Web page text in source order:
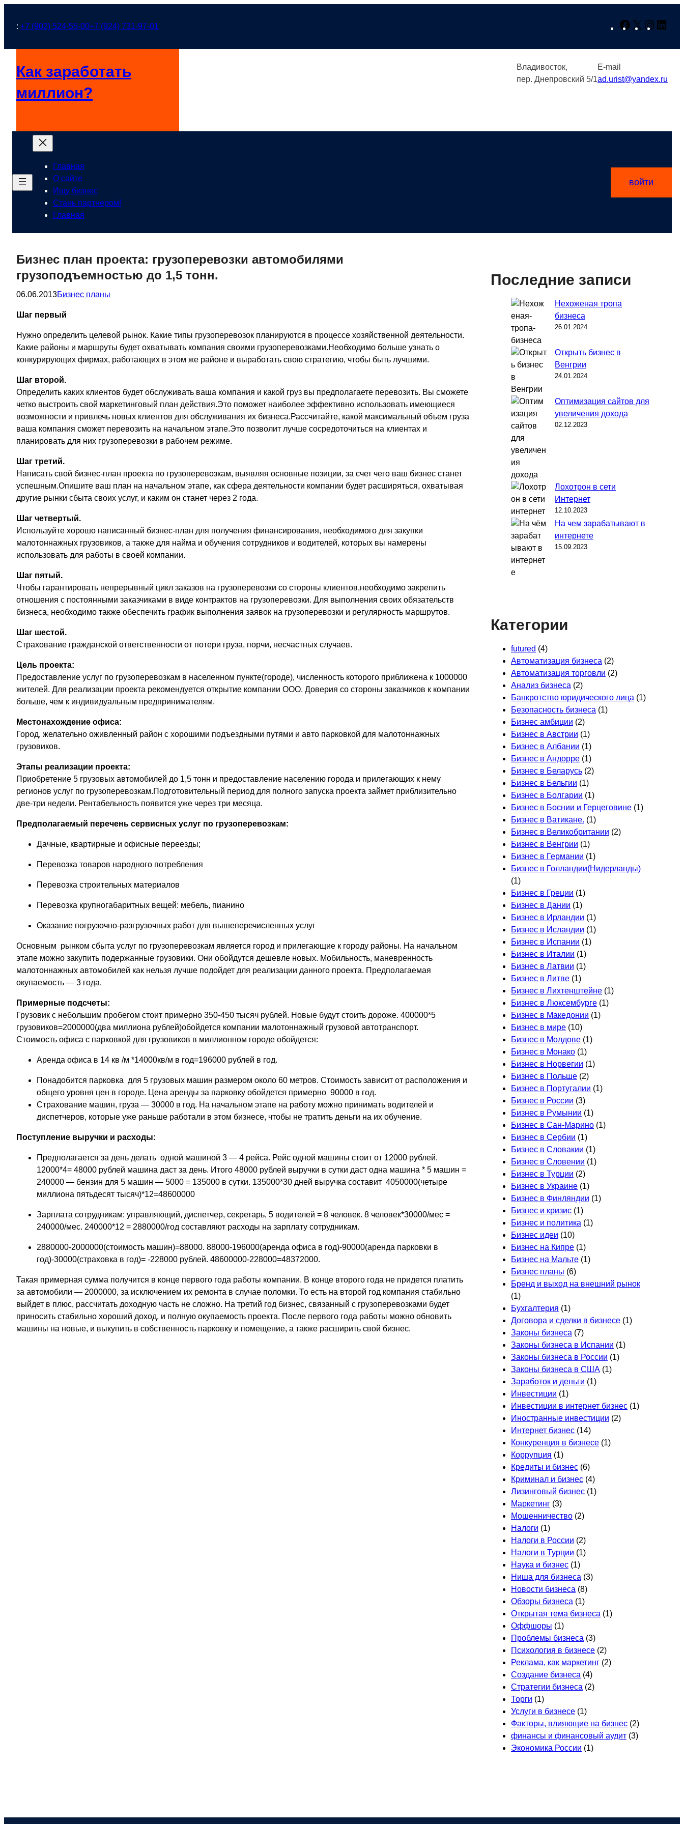
: +7 (902) 524-55-00+7 (924) 731-97-01 Facebook
X
Как заработать
миллион?
Владивосток,
пер. Днепровский 5/1
E-mail
ad.urist@yandex.ru
Главная
О сайте
Ищу бизнес
Стань партнером!
Главная
войти
Бизнес план проекта: грузоперевозки автомобилями
грузоподъемностью до 1,5 тонн.
06.06.2013Бизнес планы
Шаг первый
Нужно определить целевой рынок. Какие типы грузоперевозок планируются в процессе хозяйственной деятельности.
Какие районы и маршруты будет охватывать компания своими грузоперевозками.Необходимо больше узнать о
конкурирующих фирмах, работающих в этом же районе и выработать свою стратегию, чтобы быть лучшими.
Шаг второй.
Определить каких клиентов будет обслуживать ваша компания и какой груз вы предполагаете перевозить. Вы сможете
четко выстроить свой маркетинговый план действия.Это поможет наиболее эффективно использовать имеющиеся
возможности и привлечь новых клиентов для обслуживания их бизнеса.Рассчитайте, какой максимальный объем груза
ваша компания сможет перевозить на начальном этапе.Это позволит лучше сосредоточиться на клиентах и
планировать для них грузоперевозки в рабочем режиме.
Шаг третий.
Написать свой бизнес-план проекта по грузоперевозкам, выявляя основные позиции, за счет чего ваш бизнес станет
успешным.Опишите ваш план на начальном этапе, как сфера деятельности компании будет расширяться, охватывая
другие рынки сбыта своих услуг, и каким он станет через 2 года.
Шаг четвертый.
Используйте хорошо написанный бизнес-план для получения финансирования, необходимого для закупки
малотоннажных грузовиков, а также для найма и обучения сотрудников и водителей, которых вы намерены
использовать для работы в своей компании.
Шаг пятый.
Чтобы гарантировать непрерывный цикл заказов на грузоперевозки со стороны клиентов,необходимо закрепить
отношения с постоянными заказчиками в виде контрактов на грузоперевозки. Для выполнения своих обязательств
бизнеса, необходимо также обеспечить график выполнения заявок на грузоперевозки и регулярность маршрутов.
Шаг шестой.
Страхование гражданской ответственности от потери груза, порчи, несчастных случаев.
Цель проекта:
Предоставление услуг по грузоперевозкам в населенном пункте(городе), численность которого приближена к 1000000
жителей. Для реализации проекта рекомендуется открытие компании ООО. Доверия со стороны заказчиков к компании
больше, чем к индивидуальным предпринимателям.
Местонахождение офиса:
Город, желательно оживленный район с хорошими подъездными путями и авто парковкой для малотоннажных
грузовиков.
Этапы реализации проекта:
Приобретение 5 грузовых автомобилей до 1,5 тонн и предоставление населению города и прилегающих к нему
регионов услуг по грузоперевозкам.Подготовительный период для полного запуска проекта займет приблизительно
две-три недели. Рентабельность появится уже через три месяца.
Предполагаемый перечень сервисных услуг по грузоперевозкам:
Дачные, квартирные и офисные переезды;
Перевозка товаров народного потребления
Перевозка строительных материалов
Перевозка крупногабаритных вещей: мебель, пианино
Оказание погрузочно-разгрузочных работ для вышеперечисленных услуг
Основным рынком сбыта услуг по грузоперевозкам является город и прилегающие к городу районы. На начальном
этапе можно закупить подержанные грузовики. Они обойдутся дешевле новых. Мобильность, маневренность
малотоннажных автомобилей как нельзя лучше подойдет для реализации данного проекта. Предполагаемая
окупаемость — 3 года.
Примерные подсчеты:
Грузовик с небольшим пробегом стоит примерно 350-450 тысяч рублей. Новые будут стоить дороже. 400000*5
грузовиков=2000000(два миллиона рублей)обойдется компании малотоннажный грузовой автотранспорт.
Стоимость офиса с парковкой для грузовиков в миллионном городе обойдется:
Аренда офиса в 14 кв /м *14000кв/м в год=196000 рублей в год.
Понадобится парковка для 5 грузовых машин размером около 60 метров. Стоимость зависит от расположения и
общего уровня цен в городе. Цена аренды за парковку обойдется примерно 90000 в год.
Страхование машин, груза — 30000 в год. На начальном этапе на работу можно принимать водителей и
диспетчеров, которые уже раньше работали в этом бизнесе, чтобы не тратить деньги на их обучение.
Поступление выручки и расходы:
Предполагается за день делать одной машиной 3 — 4 рейса. Рейс одной машины стоит от 12000 рублей.
12000*4= 48000 рублей машина даст за день. Итого 48000 рублей выручки в сутки даст одна машина * 5 машин =
240000 — бензин для 5 машин — 5000 = 135000 в сутки. 135000*30 дней выручка составит 4050000(четыре
миллиона пятьдесят тысяч)*12=48600000
Зарплата сотрудникам: управляющий, диспетчер, секретарь, 5 водителей = 8 человек. 8 человек*30000/мес =
240000/мес. 240000*12 = 2880000/год составляют расходы на зарплату сотрудникам.
2880000-2000000(стоимость машин)=88000. 88000-196000(аренда офиса в год)-90000(аренда парковки в
год)-30000(страховка в год)= -228000 рублей. 48600000-228000=48372000.
Такая примерная сумма получится в конце первого года работы компании. В конце второго года не придется платить
за автомобили — 2000000, за исключением их ремонта в случае поломки. То есть на второй год компания стабильно
выйдет в плюс, рассчитать доходную часть не сложно. На третий год бизнес, связанный с грузоперевозками будет
приносить стабильно хороший доход, и полную окупаемость проекта. После первого года работы можно обновить
машины на новые, и выкупить в собственность парковку и помещение, а также расширить свой бизнес.
Последние записи
Нехоженая тропа
бизнеса
26.01.2024
Открыть бизнес в
Венгрии
24.01.2024
Оптимизация сайтов для
увеличения дохода
02.12.2023
Лохотрон в сети
Интернет
12.10.2023
На чем зарабатывают в
интернете
15.09.2023
Категории
futured (4)
Автоматизация бизнеса (2)
Автоматизация торговли (2)
Анализ бизнеса (2)
Банкротство юридического лица (1)
Безопасность бизнеса (1)
Бизнес амбиции (2)
Бизнес в Австрии (1)
Бизнес в Албании (1)
Бизнес в Андорре (1)
Бизнес в Беларусь (2)
Бизнес в Бельгии (1)
Бизнес в Болгарии (1)
Бизнес в Боснии и Герцеговине (1)
Бизнес в Ватикане. (1)
Бизнес в Великобритании (2)
Бизнес в Венгрии (1)
Бизнес в Германии (1)
Бизнес в Голландии(Нидерланды)
(1)
Бизнес в Греции (1)
Бизнес в Дании (1)
Бизнес в Ирландии (1)
Бизнес в Исландии (1)
Бизнес в Испании (1)
Бизнес в Италии (1)
Бизнес в Латвии (1)
Бизнес в Литве (1)
Бизнес в Лихтенштейне (1)
Бизнес в Люксембурге (1)
Бизнес в Македонии (1)
Бизнес в мире (10)
Бизнес в Молдове (1)
Бизнес в Монако (1)
Бизнес в Норвегии (1)
Бизнес в Польше (2)
Бизнес в Португалии (1)
Бизнес в России (3)
Бизнес в Румынии (1)
Бизнес в Сан-Марино (1)
Бизнес в Сербии (1)
Бизнес в Словакии (1)
Бизнес в Словении (1)
Бизнес в Турции (2)
Бизнес в Украине (1)
Бизнес в Финляндии (1)
Бизнес и кризис (1)
Бизнес и политика (1)
Бизнес идеи (10)
Бизнес на Кипре (1)
Бизнес на Мальте (1)
Бизнес планы (6)
Бренд и выход на внешний рынок
(1)
Бухгалтерия (1)
Договора и сделки в бизнесе (1)
Законы бизнеса (7)
Законы бизнеса в Испании (1)
Законы бизнеса в России (1)
Законы бизнеса в США (1)
Заработок и деньги (1)
Инвестиции (1)
Инвестиции в интернет бизнес (1)
Иностранные инвестиции (2)
Интернет бизнес (14)
Конкуренция в бизнесе (1)
Коррупция (1)
Кредиты и бизнес (6)
Криминал и бизнес (4)
Лизинговый бизнес (1)
Маркетинг (3)
Мошенничество (2)
Налоги (1)
Налоги в России (2)
Налоги в Турции (1)
Наука и бизнес (1)
Ниша для бизнеса (3)
Новости бизнеса (8)
Обзоры бизнеса (1)
Открытая тема бизнеса (1)
Оффшоры (1)
Проблемы бизнеса (3)
Психология в бизнесе (2)
Реклама, как маркетинг (2)
Создание бизнеса (4)
Стратегии бизнеса (2)
Торги (1)
Услуги в бизнесе (1)
Факторы, влияющие на бизнес (2)
финансы и финансовый аудит (3)
Экономика России (1)